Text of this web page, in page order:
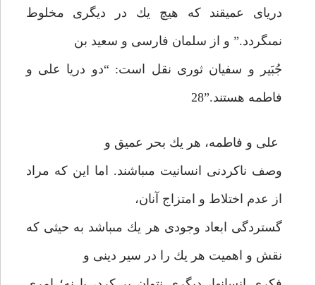
درياى عميقند كه هيچ يك در ديگرى مخلوط
نمى‏گردد.” و از سلمان فارسى و سعيد بن
جُبَير و سفيان ثورى نقل است: “دو دريا على و
فاطمه هستند.”28
على و فاطمه، هر يك بحر عميق و
وصف ناكردنى انسانيت مى‏باشند. اما اين كه مراد
از عدم اختلاط و امتزاج آنان،
گستردگى ابعاد وجودى هر يك مى‏باشد به حيثى كه
نقش و اهميت هر يك را در سير دينى و